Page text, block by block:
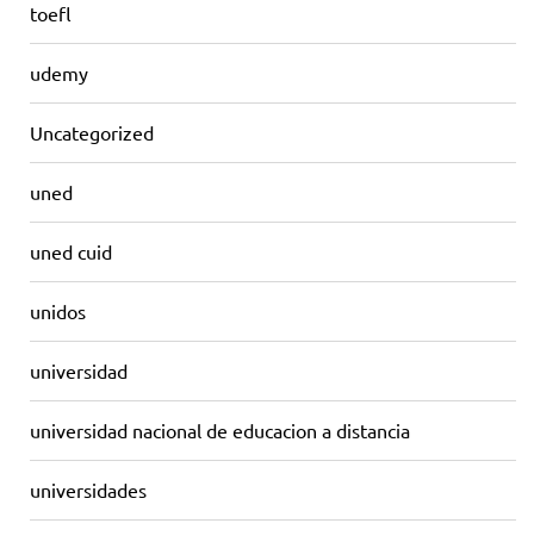
toefl
udemy
Uncategorized
uned
uned cuid
unidos
universidad
universidad nacional de educacion a distancia
universidades